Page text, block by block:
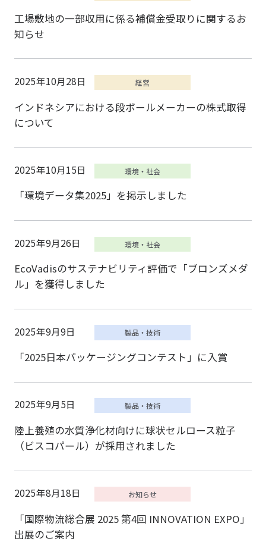
工場敷地の一部収用に係る補償金受取りに関するお
知らせ
2025年10月28日
インドネシアにおける段ボールメーカーの株式取得
について
2025年10月15日
「環境データ集2025」を掲示しました
2025年9月26日
EcoVadisのサステナビリティ評価で「ブロンズメダ
ル」を獲得しました
2025年9月9日
「2025日本パッケージングコンテスト」に入賞
2025年9月5日
陸上養殖の水質浄化材向けに球状セルロース粒子
（ビスコパール）が採用されました
2025年8月18日
「国際物流総合展 2025 第4回 INNOVATION EXPO」
出展のご案内